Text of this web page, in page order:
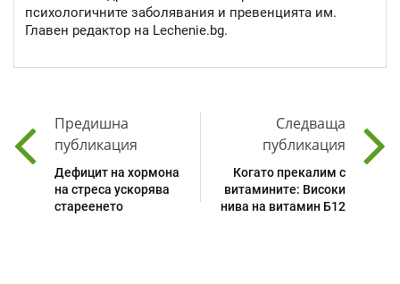
психологичните заболявания и превенцията им.
Главен редактор на Lechenie.bg.
Предишна
публикация
Дефицит на хормона
на стреса ускорява
стареенето
Следваща
публикация
Когато прекалим с
витамините: Високи
нива на витамин Б12